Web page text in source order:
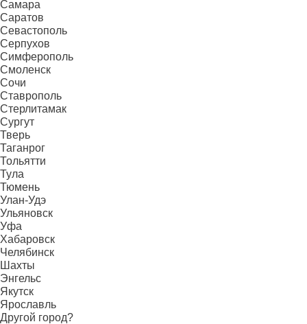
Самара
Саратов
Севастополь
Серпухов
Симферополь
Смоленск
Сочи
Ставрополь
Стерлитамак
Сургут
Тверь
Таганрог
Тольятти
Тула
Тюмень
Улан-Удэ
Ульяновск
Уфа
Хабаровск
Челябинск
Шахты
Энгельс
Якутск
Ярославль
Другой город?